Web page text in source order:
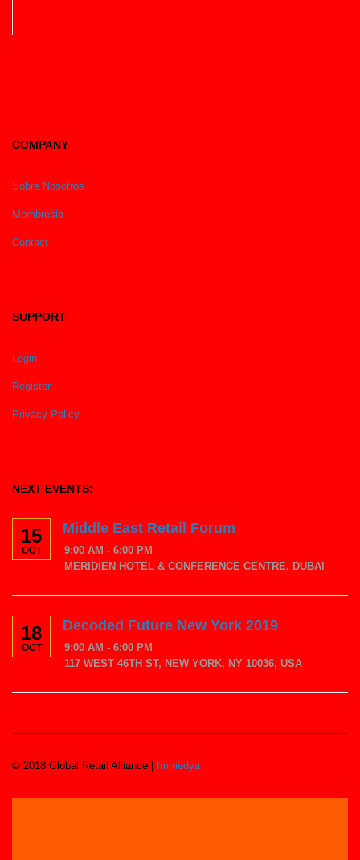
COMPANY
Sobre Nosotros
Membresia
Contact
SUPPORT
Login
Register
Privacy Policy
NEXT EVENTS:
15
OCT
Middle East Retail Forum
9:00 AM - 6:00 PM
MERIDIEN HOTEL & CONFERENCE CENTRE, DUBAI
18
OCT
Decoded Future New York 2019
9:00 AM - 6:00 PM
117 WEST 46TH ST, NEW YORK, NY 10036, USA
© 2018 Global Retail Alliance | Immedya